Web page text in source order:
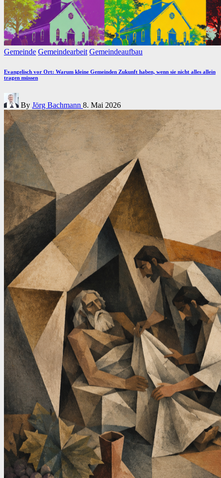
Posted
Gemeinde Gemeindearbeit Gemeindeaufbau
Evangelisch vor Ort: Warum kleine Gemeinden Zukunft haben, wenn sie nicht alles allein
tragen müssen
Posted
by
By Jörg Bachmann 8. Mai 2026